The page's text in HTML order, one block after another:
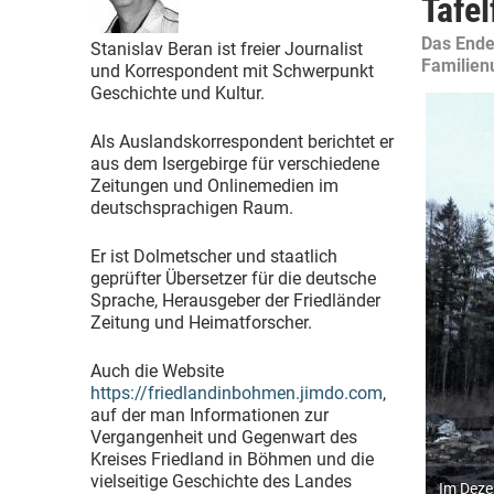
Stanislav Beran ist freier Journalist
und Korrespondent mit Schwerpunkt
Geschichte und Kultur.
Als Auslandskorrespondent berichtet er
aus dem Isergebirge für verschiedene
Zeitungen und Onlinemedien im
deutschsprachigen Raum.
Er ist Dolmetscher und staatlich
geprüfter Übersetzer für die deutsche
Sprache, Herausgeber der Friedländer
Zeitung und Heimatforscher.
Auch die Website
https://friedlandinbohmen.jimdo.com,
auf der man Informationen zur
Vergangenheit und Gegenwart des
Kreises Friedland in Böhmen und die
vielseitige Geschichte des Landes
Das
Im